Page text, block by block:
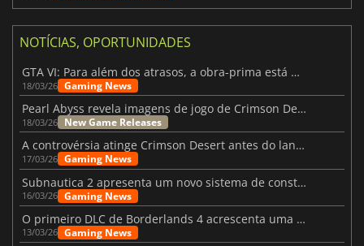
NOTÍCIAS, OPORTUNIDADES
GTA VI: Para além dos atrasos, a obra-prima está quase a chegar
18/03/26 Gaming News
Pearl Abyss revela imagens de jogo de Crimson Desert para a PS5
18/03/26 New Game Releases
A controvérsia atinge Crimson Desert antes do lançamento
17/03/26 Gaming News
Subnautica 2 apresenta um novo sistema de construção de bases
16/03/26 Gaming News
O primeiro DLC de Borderlands 4 acrescenta uma nova personagem e muito mais
13/03/26 Gaming News